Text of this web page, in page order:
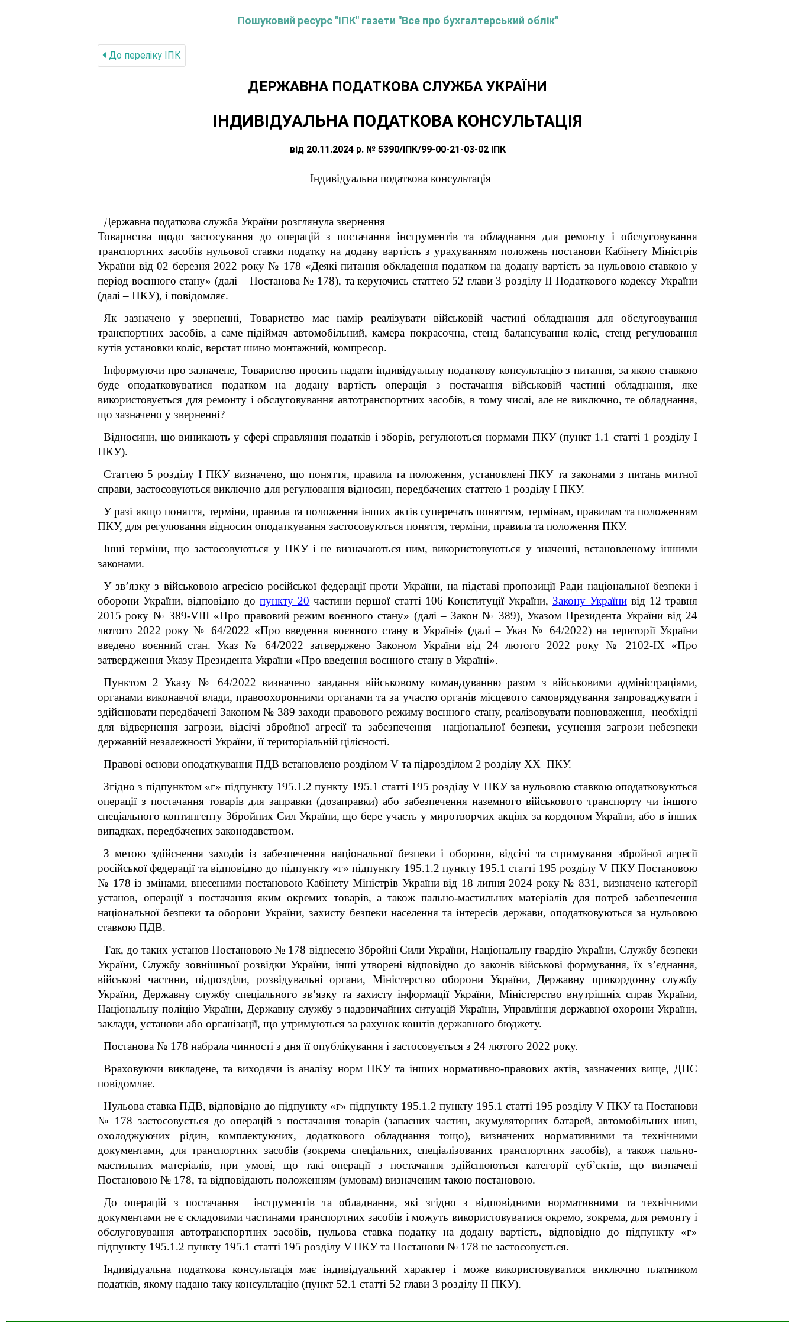
Пошуковий ресурс "ІПК" газети "Все про бухгалтерський облік"
До переліку IПК
ДЕРЖАВНА ПОДАТКОВА СЛУЖБА УКРАЇНИ
ІНДИВІДУАЛЬНА ПОДАТКОВА КОНСУЛЬТАЦІЯ
від 20.11.2024 р. № 5390/ІПК/99-00-21-03-02 ІПК
Індивідуальна податкова консультація
Державна податкова служба України розглянула звернення
Товариства щодо застосування до операцій з постачання інструментів та обладнання для ремонту і обслуговування
транспортних засобів нульової ставки податку на додану вартість з урахуванням положень постанови Кабінету Міністрів
України від 02 березня 2022 року № 178 «Деякі питання обкладення податком на додану вартість за нульовою ставкою у
період воєнного стану» (далі – Постанова № 178), та керуючись статтею 52 глави 3 розділу ІІ Податкового кодексу України
(далі – ПКУ), і повідомляє.
Як зазначено у зверненні, Товариство має намір реалізувати військовій частині обладнання для обслуговування
транспортних засобів, а саме підіймач автомобільний, камера покрасочна, стенд балансування коліс, стенд регулювання
кутів установки коліс, верстат шино монтажний, компресор.
Інформуючи про зазначене, Товариство просить надати індивідуальну податкову консультацію з питання, за якою ставкою
буде оподатковуватися податком на додану вартість операція з постачання військовій частині обладнання, яке
використовується для ремонту і обслуговування автотранспортних засобів, в тому числі, але не виключно, те обладнання,
що зазначено у зверненні?
Відносини, що виникають у сфері справляння податків і зборів, регулюються нормами ПКУ (пункт 1.1 статті 1 розділу І
ПКУ).
Статтею 5 розділу І ПКУ визначено, що поняття, правила та положення, установлені ПКУ та законами з питань митної
справи, застосовуються виключно для регулювання відносин, передбачених статтею 1 розділу І ПКУ.
У разі якщо поняття, терміни, правила та положення інших актів суперечать поняттям, термінам, правилам та положенням
ПКУ, для регулювання відносин оподаткування застосовуються поняття, терміни, правила та положення ПКУ.
Інші терміни, що застосовуються у ПКУ і не визначаються ним, використовуються у значенні, встановленому іншими
законами.
У зв’язку з військовою агресією російської федерації проти України, на підставі пропозиції Ради національної безпеки і
оборони України, відповідно допункту 20 частини першої статті 106 Конституції України, Закону Українивід 12 травня
2015 року № 389-VІІІ «Про правовий режим воєнного стану» (далі – Закон № 389), Указом Президента України від 24
лютого 2022 року № 64/2022 «Про введення воєнного стану в Україні» (далі – Указ № 64/2022) на території України
введено воєнний стан. Указ № 64/2022 затверджено Законом України від 24 лютого 2022 року № 2102-IX «Про
затвердження Указу Президента України «Про введення воєнного стану в Україні».
Пунктом 2 Указу № 64/2022 визначено завдання військовому командуванню разом з військовими адміністраціями,
органами виконавчої влади, правоохоронними органами та за участю органів місцевого самоврядування запроваджувати і
здійснювати передбачені Законом № 389 заходи правового режиму воєнного стану, реалізовувати повноваження, необхідні
для відвернення загрози, відсічі збройної агресії та забезпечення національної безпеки, усунення загрози небезпеки
державній незалежності України, її територіальній цілісності.
Правові основи оподаткування ПДВ встановлено розділом V та підрозділом 2 розділу ХХ ПКУ.
Згідно з підпунктом «г» підпункту 195.1.2 пункту 195.1 статті 195 розділу V ПКУ за нульовою ставкою оподатковуються
операції з постачання товарів для заправки (дозаправки) або забезпечення наземного військового транспорту чи іншого
спеціального контингенту Збройних Сил України, що бере участь у миротворчих акціях за кордоном України, або в інших
випадках, передбачених законодавством.
З метою здійснення заходів із забезпечення національної безпеки і оборони, відсічі та стримування збройної агресії
російської федерації та відповідно до підпункту «г» підпункту 195.1.2 пункту 195.1 статті 195 розділу V ПКУПостановою
№ 178 із змінами, внесеними постановою Кабінету Міністрів України від 18 липня 2024 року № 831, визначено категорії
установ, операції з постачання яким окремих товарів, а також пально-мастильних матеріалів для потреб забезпечення
національної безпеки та оборони України, захисту безпеки населення та інтересів держави, оподатковуються за нульовою
ставкою ПДВ.
Так, до таких установ Постановою № 178 віднесено Збройні Сили України, Національну гвардію України, Службу безпеки
України, Службу зовнішньої розвідки України, інші утворені відповідно до законів військові формування, їх з’єднання,
військові частини, підрозділи, розвідувальні органи, Міністерство оборони України, Державну прикордонну службу
України, Державну службу спеціального зв’язку та захисту інформації України, Міністерство внутрішніх справ України,
Національну поліцію України, Державну службу з надзвичайних ситуацій України, Управління державної охорони України,
заклади, установи або організації, що утримуються за рахунок коштів державного бюджету.
Постанова № 178 набрала чинності з дня її опублікування і застосовується з 24 лютого 2022 року.
Враховуючи викладене, та виходячи із аналізу норм ПКУ та інших нормативно-правових актів, зазначених вище, ДПС
повідомляє.
Нульова ставка ПДВ, відповідно до підпункту «г» підпункту 195.1.2 пункту 195.1 статті 195 розділу V ПКУ та Постанови
№ 178 застосовується до операцій з постачання товарів (запасних частин, акумуляторних батарей, автомобільних шин,
охолоджуючих рідин, комплектуючих, додаткового обладнання тощо), визначених нормативними та технічними
документами, для транспортних засобів (зокрема спеціальних, спеціалізованих транспортних засобів), а також пально-
мастильних матеріалів, при умові, що такі операції з постачання здійснюються категорії суб’єктів, що визначені
Постановою № 178, та відповідають положенням (умовам) визначеним такою постановою.
До операцій з постачання
інструментів та обладнання, які згідно з відповідними нормативними та технічними
документами не є складовими частинами транспортних засобів і можуть використовуватися окремо, зокрема, для ремонту і
обслуговування автотранспортних засобів, нульова ставка податку на додану вартість, відповідно до підпункту «г»
підпункту 195.1.2 пункту 195.1 статті 195 розділу VПКУ та Постанови № 178 не застосовується.
Індивідуальна податкова консультація має індивідуальний характер і може використовуватися виключно платником
податків, якому надано таку консультацію (пункт 52.1 статті 52 глави 3 розділу ІІ ПКУ).